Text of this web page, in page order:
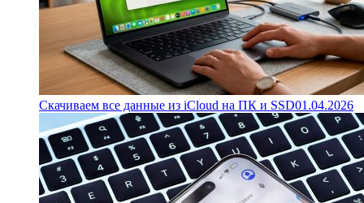
Скачиваем все данные из iCloud на ПК и SSD01.04.2026